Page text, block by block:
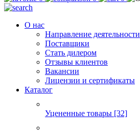
О нас
Направление деятельности
Поставщики
Стать дилером
Отзывы клиентов
Вакансии
Лицензии и сертификаты
Каталог
Уцененные товары [32]